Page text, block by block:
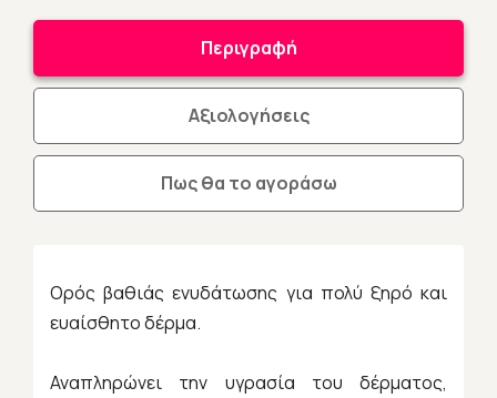
Περιγραφή
Αξιολογήσεις
Πως θα το αγοράσω
Ορός βαθιάς ενυδάτωσης για πολύ ξηρό και
ευαίσθητο δέρμα.
Αναπληρώνει την υγρασία του δέρματος,